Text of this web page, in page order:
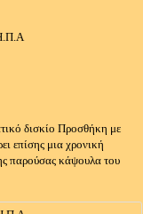
δισκίο Προσθήκη με
επίσης μια χρονική
παρούσας κάψουλα του